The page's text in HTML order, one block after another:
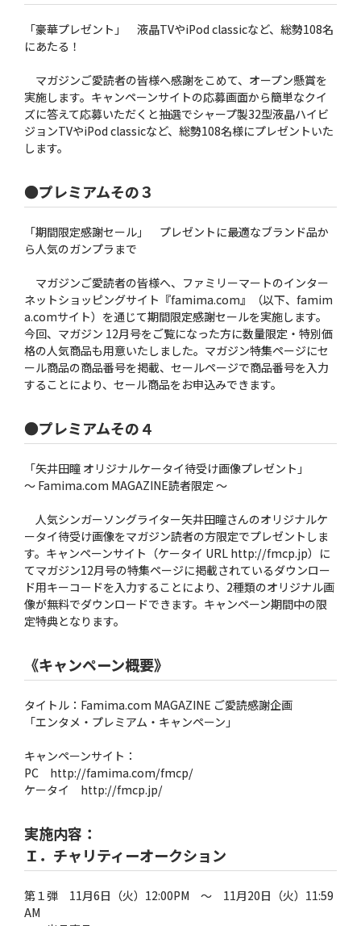
「豪華プレゼント」 液晶TVやiPod classicなど、総勢108名
にあたる！
マガジンご愛読者の皆様へ感謝をこめて、オープン懸賞を
実施します。キャンペーンサイトの応募画面から簡単なクイ
ズに答えて応募いただくと抽選でシャープ製32型液晶ハイビ
ジョンTVやiPod classicなど、総勢108名様にプレゼントいた
します。
●プレミアムその３
「期間限定感謝セール」 プレゼントに最適なブランド品か
ら人気のガンプラまで
マガジンご愛読者の皆様へ、ファミリーマートのインター
ネットショッピングサイト『famima.com』（以下、famim
a.comサイト）を通じて期間限定感謝セールを実施します。
今回、マガジン 12月号をご覧になった方に数量限定・特別価
格の人気商品も用意いたしました。マガジン特集ページにセ
ール商品の商品番号を掲載、セールページで商品番号を入力
することにより、セール商品をお申込みできます。
●プレミアムその４
「矢井田瞳 オリジナルケータイ待受け画像プレゼント」
〜 Famima.com MAGAZINE読者限定 〜
人気シンガーソングライター矢井田瞳さんのオリジナルケ
ータイ待受け画像をマガジン読者の方限定でプレゼントしま
す。キャンペーンサイト（ケータイ URL http://fmcp.jp）に
てマガジン12月号の特集ページに掲載されているダウンロー
ド用キーコードを入力することにより、2種類のオリジナル画
像が無料でダウンロードできます。キャンペーン期間中の限
定特典となります。
《キャンペーン概要》
タイトル：Famima.com MAGAZINE ご愛読感謝企画
「エンタメ・プレミアム・キャンペーン」
キャンペーンサイト：
PC http://famima.com/fmcp/
ケータイ http://fmcp.jp/
実施内容：
Ｉ．チャリティーオークション
第１弾 11月6日（火）12:00PM 〜 11月20日（火）11:59
AM